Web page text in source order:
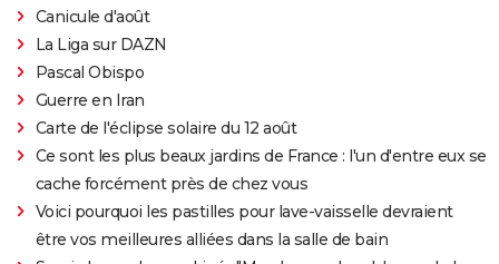
Canicule d'août
La Liga sur DAZN
Pascal Obispo
Guerre en Iran
Carte de l'éclipse solaire du 12 août
Ce sont les plus beaux jardins de France : l'un d'entre eux se
cache forcément près de chez vous
Voici pourquoi les pastilles pour lave-vaisselle devraient
être vos meilleures alliées dans la salle de bain